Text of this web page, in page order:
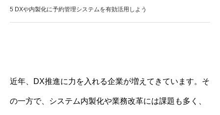
5 DXや内製化に予約管理システムを有効活用しよう
近年、DX推進に力を入れる企業が増えてきています。そ
の一方で、システム内製化や業務改革には課題も多く、